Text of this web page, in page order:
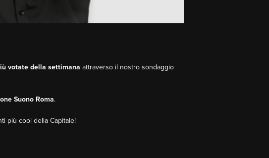
votate della settimana attraverso il nostro sondaggio
Suono Roma.
più cool della Capitale!